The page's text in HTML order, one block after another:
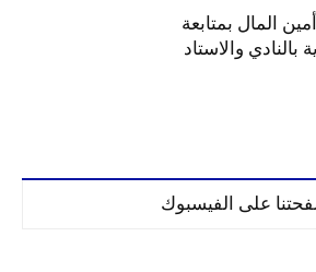
المال بمتابعة
والاستاد
على الفيسبوك